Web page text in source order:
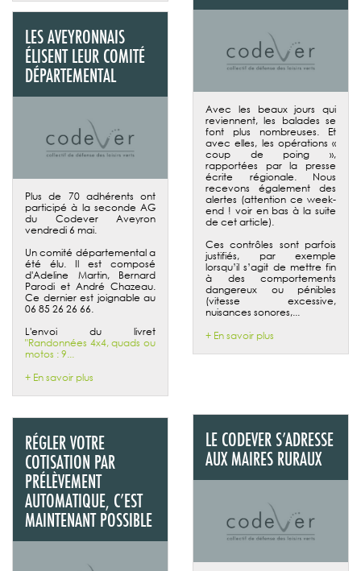
Avec les beaux jours qui
reviennent, les balades se
font plus nombreuses. Et
avec elles, les opérations «
coup de poing »,
rapportées par la presse
écrite régionale. Nous
recevons également des
alertes (attention ce week-
end ! voir en bas à la suite
de cet article).
Ces contrôles sont parfois
justifiés, par exemple
lorsqu’il s’agit de mettre fin
à des comportements
dangereux ou pénibles
(vitesse excessive,
nuisances sonores,...
+ En savoir plus
LES AVEYRONNAIS
ÉLISENT LEUR COMITÉ
DÉPARTEMENTAL
Plus de 70 adhérents ont
participé à la seconde AG
du Codever Aveyron
vendredi 6 mai.
Un comité départemental a
été élu. Il est composé
d'Adeline Martin, Bernard
Parodi et André Chazeau.
Ce dernier est joignable au
06 85 26 26 66.
L'envoi du livret
"Randonnées 4x4, quads ou
motos : 9...
+ En savoir plus
LE CODEVER S’ADRESSE
AUX MAIRES RURAUX
RÉGLER VOTRE
COTISATION PAR
PRÉLÈVEMENT
AUTOMATIQUE, C’EST
MAINTENANT POSSIBLE